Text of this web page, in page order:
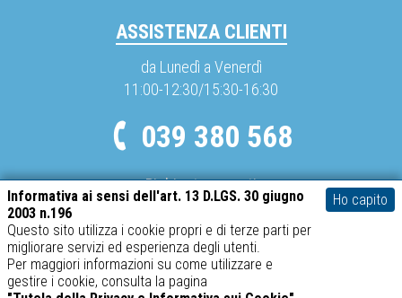
Informativa ai sensi dell'art. 13 D.LGS. 30 giugno
2003 n.196
Questo sito utilizza i cookie propri e di terze parti per
migliorare servizi ed esperienza degli utenti.
Per maggiori informazioni su come utilizzare e
gestire i cookie, consulta la pagina
Ho capito
ASSISTENZA CLIENTI
da Lunedì a Venerdì
11:00-12:30/15:30-16:30
039 380 568
Richieste urgenti
info@spediboss.com
METODI DI PAGAMENTO
Mastercard